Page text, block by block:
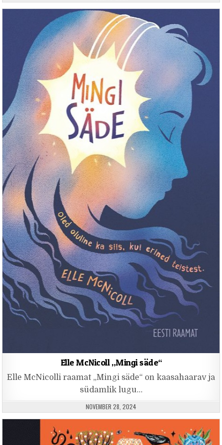
Elle McNicoll „Mingi säde“
Elle McNicolli raamat „Mingi säde“ on kaasahaarav ja
südamlik lugu…
PUBLISHED DATE:
NOVEMBER 28, 2024